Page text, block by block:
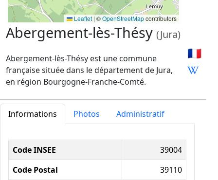
Leaflet | ©OpenStreetMapcontributors
Abergement-lès-Thésy (Jura)
Abergement-lès-Thésy est une commune
française située dans le département de Jura,
en région Bourgogne-Franche-Comté.
🇫🇷
Informations Photos Administratif
Informations administratives
Code INSEE
39004
Code Postal
39110